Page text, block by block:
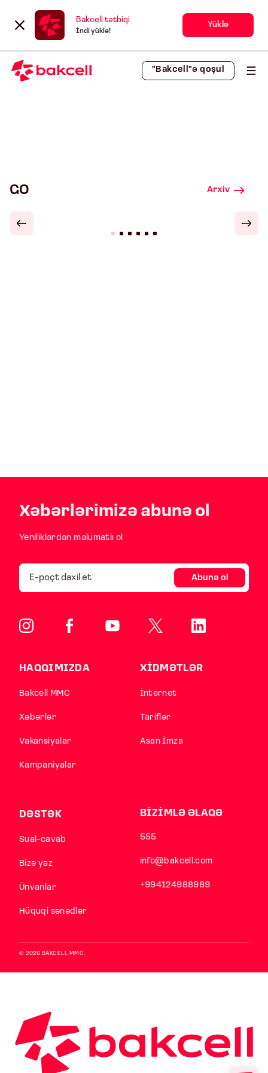
Bakcell tətbiqi
İndi yüklə!
Yüklə
"Bakcell"ə qoşul
GO Arxiv
Xəbərlərimizə abunə ol
Yeniliklərdən məlumatlı ol
Abunə ol
HAQQIMIZDA
Bakcell MMC
Xəbərlər
Vakansiyalar
Kampaniyalar
XİDMƏTLƏR
İnternet
Tariflər
Asan İmza
DƏSTƏK
Sual-cavab
Bizə yaz
Ünvanlar
Hüquqi sənədlər
BİZİMLƏ ƏLAQƏ
555
info@bakcell.com
+994124988989
© 2026 BAKCELL MMC.